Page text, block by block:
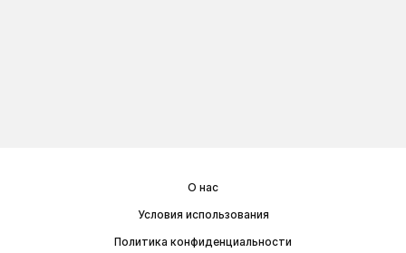
О нас
Условия использования
Политика конфиденциальности